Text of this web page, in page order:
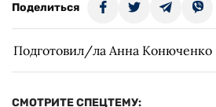
Поделиться
Подготовил/ла Анна Конюченко
СМОТРИТЕ СПЕЦТЕМУ: